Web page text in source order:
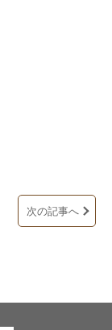
次の記事へ